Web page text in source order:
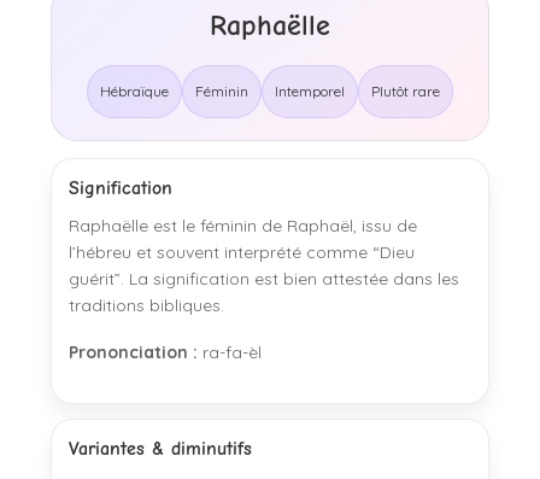
Raphaëlle
Hébraïque Féminin Intemporel Plutôt rare
Signification
Raphaëlle est le féminin de Raphaël, issu de
l’hébreu et souvent interprété comme “Dieu
guérit”. La signification est bien attestée dans les
traditions bibliques.
Prononciation : ra-fa-èl
Variantes & diminutifs